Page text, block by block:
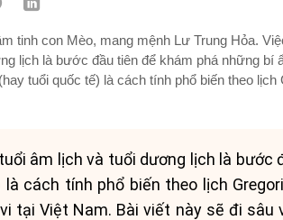
tinh con Mèo, mang mệnh Lư Trung Hỏa.
lịch là bước đầu tiên để khám phá những bí
tuổi quốc tế) là cách tính phổ biến theo lịch
âm lịch và tuổi dương lịch là bước
cách tính phổ biến theo lịch
tại Việt Nam. Bài viết này sẽ đi sâu